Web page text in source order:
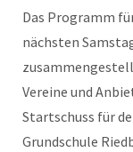
Das Programm
nächsten
Vereine und
Startschuss für
Grundschule